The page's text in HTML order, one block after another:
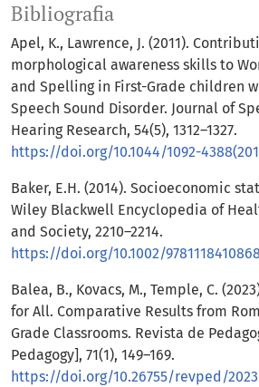
Bibliografia
Apel, K., Lawrence, J. (2011).
morphological awareness skills to
and Spelling in First-Grade children
Speech Sound Disorder. Journal of
Hearing Research, 54(5), 1312–1327.
https://doi.org/10.1044/1092-
Baker, E.H. (2014). Socioeconomic
Wiley Blackwell Encyclopedia of
and Society, 2210–2214.
https://doi.org/10.1002/
Balea, B., Kovacs, M., Temple, C.
for All. Comparative Results from
Grade Classrooms. Revista de
Pedagogy], 71(1), 149–169.
https://doi.org/10.26755/revped/